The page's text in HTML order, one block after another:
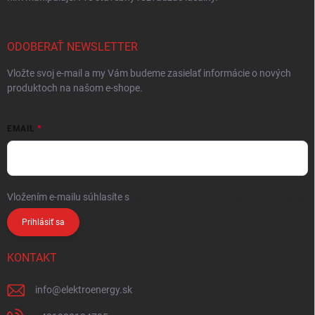
ODOBERAŤ NEWSLETTER
Vložte svoj e-mail a my Vám budeme zasielať informácie o nových
produktoch na našom e-shope.
EMAIL
Vložením e-mailu súhlasíte s
Prihlásiť sa
KONTAKT
info@elektroenergy.sk